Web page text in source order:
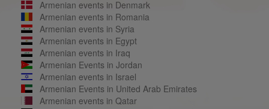
Armenian events in Denmark
Armenian events in Romania
Armenian events in Syria
Armenian events in Egypt
Armenian events in Iraq
Armenian Events in Jordan
Armenian events in Israel
Armenian Events in United Arab Emirates
Armenian events in Qatar